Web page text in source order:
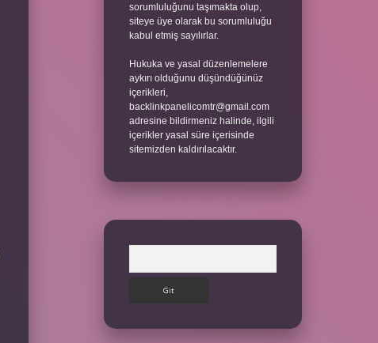
sorumluluğunu taşımakta olup,
siteye üye olarak bu sorumluluğu
kabul etmiş sayılırlar.
Hukuka ve yasal düzenlemelere
aykırı olduğunu düşündüğünüz
içerikleri,
backlinkpanelicomtr@gmail.com
adresine bildirmeniz halinde, ilgili
içerikler yasal süre içerisinde
sitemizden kaldırılacaktır.